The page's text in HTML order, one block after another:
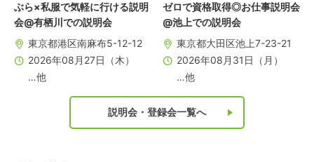
ぶら×私服で気軽に行ける説明
会@有栖川での説明会
東京都港区南麻布5-12-12
2026年08月27日（木）
…他
ゼロで資格取得◎お仕事説明会
@池上での説明会
東京都大田区池上7-23-21
2026年08月31日（月）
…他
説明会・登録会一覧へ